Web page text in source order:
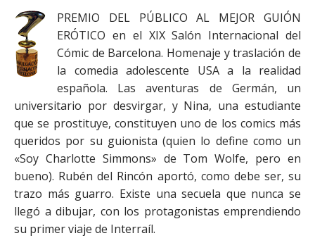
PREMIO DEL PÚBLICO AL MEJOR GUIÓN
ERÓTICO en el XIX Salón Internacional del
Cómic de Barcelona. Homenaje y traslación de
la comedia adolescente USA a la realidad
española. Las aventuras de Germán, un
universitario por desvirgar, y Nina, una estudiante
que se prostituye, constituyen uno de los comics más
queridos por su guionista (quien lo define como un
«Soy Charlotte Simmons» de Tom Wolfe, pero en
bueno). Rubén del Rincón aportó, como debe ser, su
trazo más guarro. Existe una secuela que nunca se
llegó a dibujar, con los protagonistas emprendiendo
su primer viaje de Interraíl.